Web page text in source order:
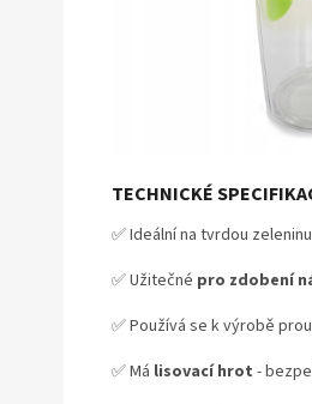
TECHNICKÉ
✅ Ideální na tvrdou zeleninu
✅ Užitečné pro zdobení
✅ Používá se k výrobě
✅ Má lisovací hrot -